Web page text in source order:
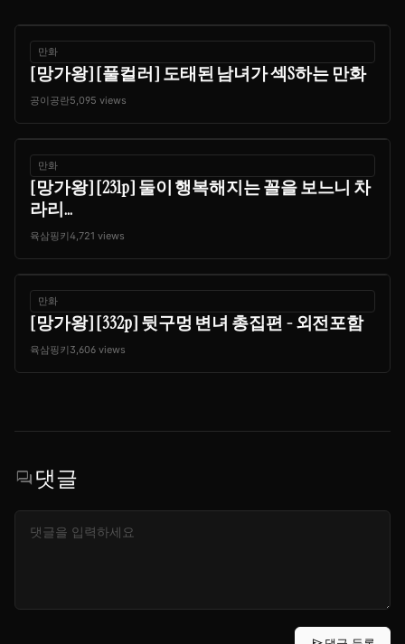
만화
[망가왕] [풀컬러] 도태된 남녀가 섹S하는 만화
공이공란5,095 views
만화
[망가왕] [231p] 둘이 행복해지는 꼴을 보느니 차
라리...
육삼핑키4,721 views
만화
[망가왕] [332p] 뒷구멍 변녀 총집편 - 외전포함
육삼핑키 3,606 views
forum댓글